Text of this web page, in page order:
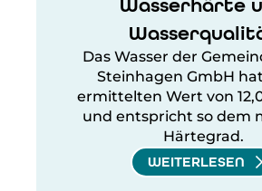
Wasserhärte
Das Wasser der
Steinhagen GmbH
ermittelten Wert von
und entspricht so dem
Härtegrad.
WEITERLESEN